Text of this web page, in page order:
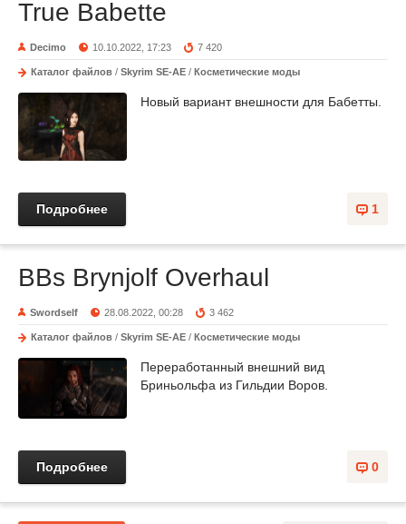
True Babette
Decimo 10.10.2022, 17:23 7 420
Каталог файлов / Skyrim SE-AE / Косметические моды
Новый вариант внешности для Бабетты.
1
Подробнее
BBs Brynjolf Overhaul
Swordself 28.08.2022, 00:28 3 462
Каталог файлов / Skyrim SE-AE / Косметические моды
Переработанный внешний вид
Бриньольфа из Гильдии Воров.
0
Подробнее